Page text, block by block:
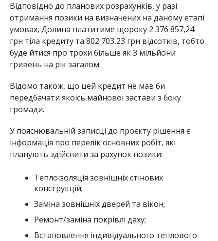
Відповідно до планових розрахунків, у разі
отримання позики на визначених на даному етапі
умовах, Долина платитиме щороку 2 376 857,24
грн тіла кредиту та 802 703,23 грн відсотків, тобто
буде йтися про трохи більше як 3 мільйони
гривень на рік загалом.
Відомо також, що цей кредит не мав би
передбачати якоїсь майнової застави з боку
громади.
У пояснювальній записці до проєкту рішення є
інформація про перелік основних робіт, які
планують здійснити за рахунок позики:
Теплоізоляція зовнішніх стінових
конструкцій;
Заміна зовнішніх дверей та вікон;
Ремонт/заміна покрівлі даху;
Встановлення індивідуального теплового